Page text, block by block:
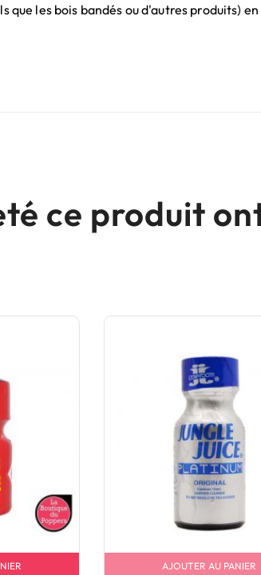
les bois bandés ou d'autres produits)
ce produit
AJOUTER AU PANIER